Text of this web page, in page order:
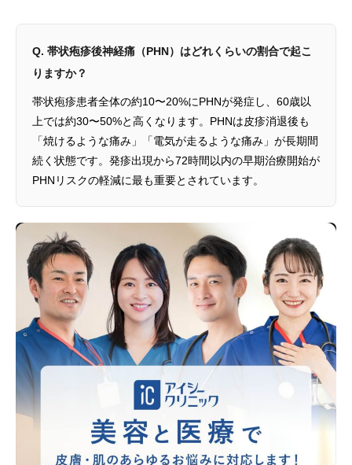
Q. 帯状疱疹後神経痛（PHN）はどれくらいの割合で起こ
りますか？
帯状疱疹患者全体の約10〜20%にPHNが発症し、60歳以
上では約30〜50%と高くなります。PHNは皮疹消退後も
「焼けるような痛み」「電気が走るような痛み」が長期間
続く状態です。発疹出現から72時間以内の早期治療開始が
PHNリスクの軽減に最も重要とされています。